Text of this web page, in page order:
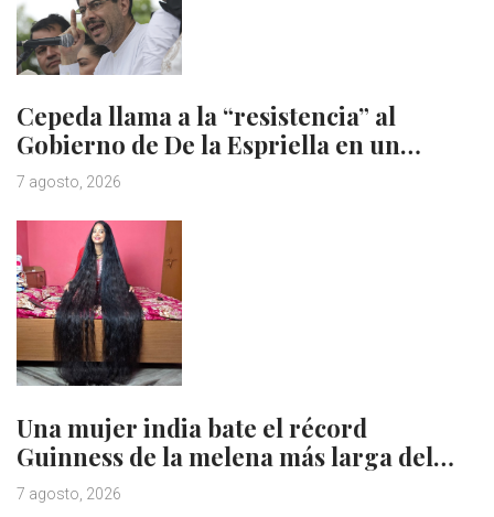
Cepeda llama a la “resistencia” al
Gobierno de De la Espriella en un…
7 agosto, 2026
Una mujer india bate el récord
Guinness de la melena más larga del…
7 agosto, 2026